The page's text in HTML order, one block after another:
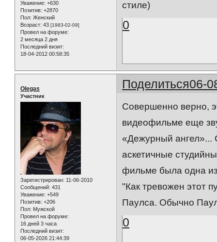
Уважение: +630
Позитив: +2870
Пол: Женский
Возраст: 43 [1983-02-09]
Провел на форуме:
2 месяца 2 дня
Последний визит:
18-04-2012 00:58:35
стиле)
0
Поделиться06-
Olegas
Участник
Зарегистрирован: 11-06-2010
Сообщений: 431
Уважение: +549
Позитив: +206
Пол: Мужской
Провел на форуме:
16 дней 3 часа
Последний визит:
06-05-2026 21:44:39
Совершенно верно,
видеофильме еще
«Дежурный ангел»...
аскетичные
фильме была одна
"Как тревожен этот
Паулса. Обычно
0